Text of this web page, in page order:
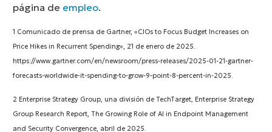
página de empleo.
1 Comunicado de prensa de Gartner, «CIOs to Focus Budget Increases on
Price Hikes in Recurrent Spending», 21 de enero de 2025.
https://www.gartner.com/en/newsroom/press-releases/2025-01-21-gartner-
forecasts-worldwide-it-spending-to-grow-9-point-8-percent-in-2025.
2 Enterprise Strategy Group, una división de TechTarget, Enterprise Strategy
Group Research Report, The Growing Role of AI in Endpoint Management
and Security Convergence, abril de 2025.